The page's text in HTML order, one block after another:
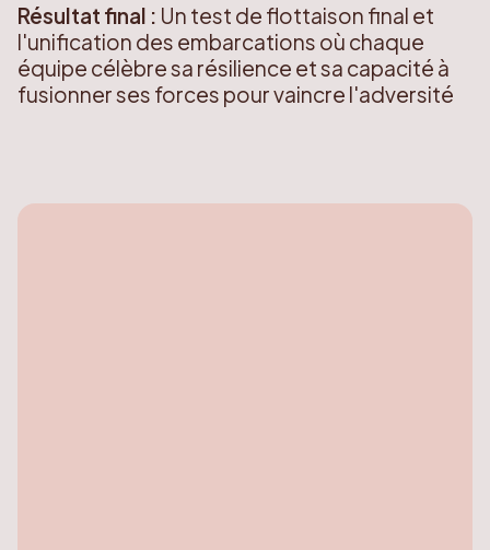
Résultat final : Un test de flottaison final et
l'unification des embarcations où chaque
équipe célèbre sa résilience et sa capacité à
fusionner ses forces pour vaincre l'adversité